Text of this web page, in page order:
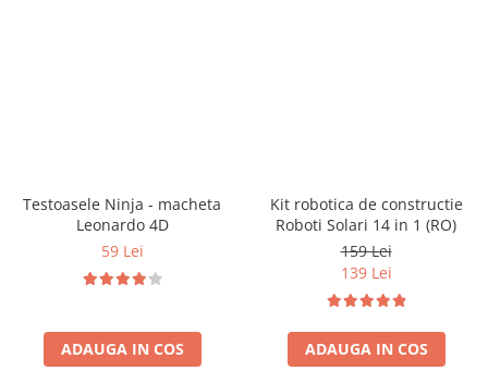
Dixit
Orchard Games
Carti de joc
Jocuri de masa
Testoasele Ninja - macheta
Leonardo 4D
59 Lei
ADAUGA IN COS
Kit robotica de constructie
Roboti Solari 14 in 1 (RO)
159 Lei
139 Lei
ADAUGA IN COS